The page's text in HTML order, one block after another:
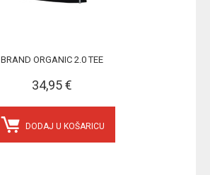
BRAND ORGANIC 2.0 TEE
34,95 €
DODAJ U KOŠARICU